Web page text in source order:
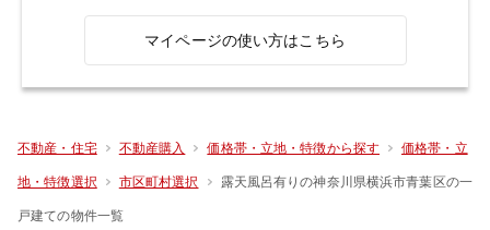
マイページの使い方はこちら
不動産・住宅 不動産購入 価格帯・立地・特徴から探す 価格帯・立
地・特徴選択 市区町村選択 露天風呂有りの神奈川県横浜市青葉区の一
戸建ての物件一覧